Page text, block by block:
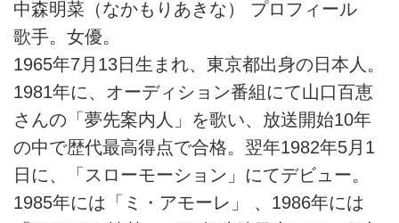
中森明菜（なかもりあきな） プロフィール
歌手。女優。
1965年7月13日生まれ、東京都出身の日本人。
1981年に、オーディション番組にて山口百恵
さんの「夢先案内人」を歌い、放送開始10年
の中で歴代最高得点で合格。翌年1982年5月1
日に、「スローモーション」にてデビュー。
1985年には「ミ・アモーレ」 、1986年には